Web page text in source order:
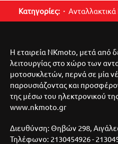
Κατηγορίες: Ανταλλακτικά
Η εταιρεία NKmoto, μετά από
λειτουργίας στο χώρο των
μοτοσυκλετών, περνά σε μία
παρουσιάζοντας και
της μέσω του ηλεκτρονικού
www.nkmoto.gr
Διευθύνση: Θηβών 298,
Τηλέφωνο: 2130454926 -